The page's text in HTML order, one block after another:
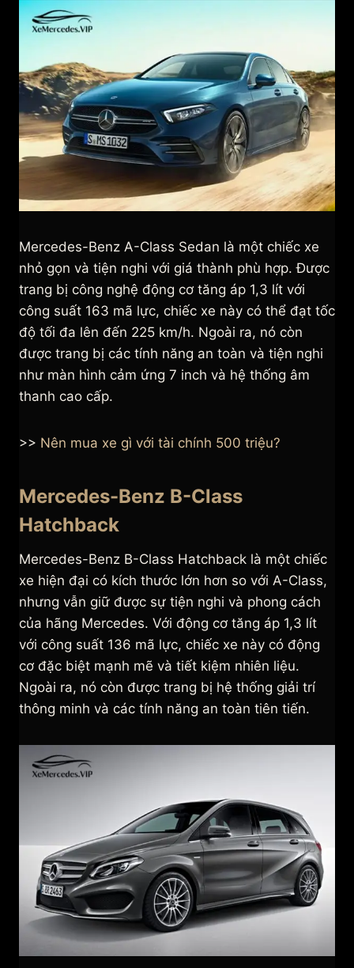
Mercedes-Benz A-Class Sedan là một chiếc xe
nhỏ gọn và tiện nghi với giá thành phù hợp. Được
trang bị công nghệ động cơ tăng áp 1,3 lít với
công suất 163 mã lực, chiếc xe này có thể đạt tốc
độ tối đa lên đến 225 km/h. Ngoài ra, nó còn
được trang bị các tính năng an toàn và tiện nghi
như màn hình cảm ứng 7 inch và hệ thống âm
thanh cao cấp.
>> Nên mua xe gì với tài chính 500 triệu?
Mercedes-Benz B-Class
Hatchback
Mercedes-Benz B-Class Hatchback là một chiếc
xe hiện đại có kích thước lớn hơn so với A-Class,
nhưng vẫn giữ được sự tiện nghi và phong cách
của hãng Mercedes. Với động cơ tăng áp 1,3 lít
với công suất 136 mã lực, chiếc xe này có động
cơ đặc biệt mạnh mẽ và tiết kiệm nhiên liệu.
Ngoài ra, nó còn được trang bị hệ thống giải trí
thông minh và các tính năng an toàn tiên tiến.